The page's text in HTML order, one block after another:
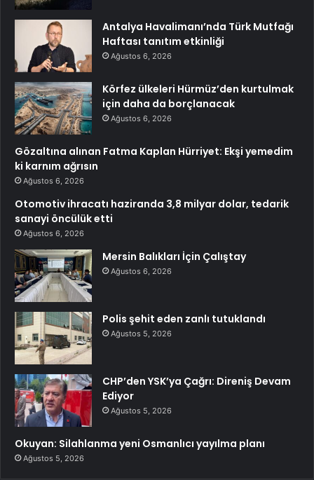
Antalya Havalimanı’nda Türk Mutfağı
Haftası tanıtım etkinliği
Ağustos 6, 2026
Körfez ülkeleri Hürmüz’den kurtulmak
için daha da borçlanacak
Ağustos 6, 2026
Gözaltına alınan Fatma Kaplan Hürriyet: Ekşi yemedim
ki karnım ağrısın
Ağustos 6, 2026
Otomotiv ihracatı haziranda 3,8 milyar dolar, tedarik
sanayi öncülük etti
Ağustos 6, 2026
Mersin Balıkları İçin Çalıştay
Ağustos 6, 2026
Polis şehit eden zanlı tutuklandı
Ağustos 5, 2026
CHP’den YSK’ya Çağrı: Direniş Devam
Ediyor
Ağustos 5, 2026
Okuyan: Silahlanma yeni Osmanlıcı yayılma planı
Ağustos 5, 2026